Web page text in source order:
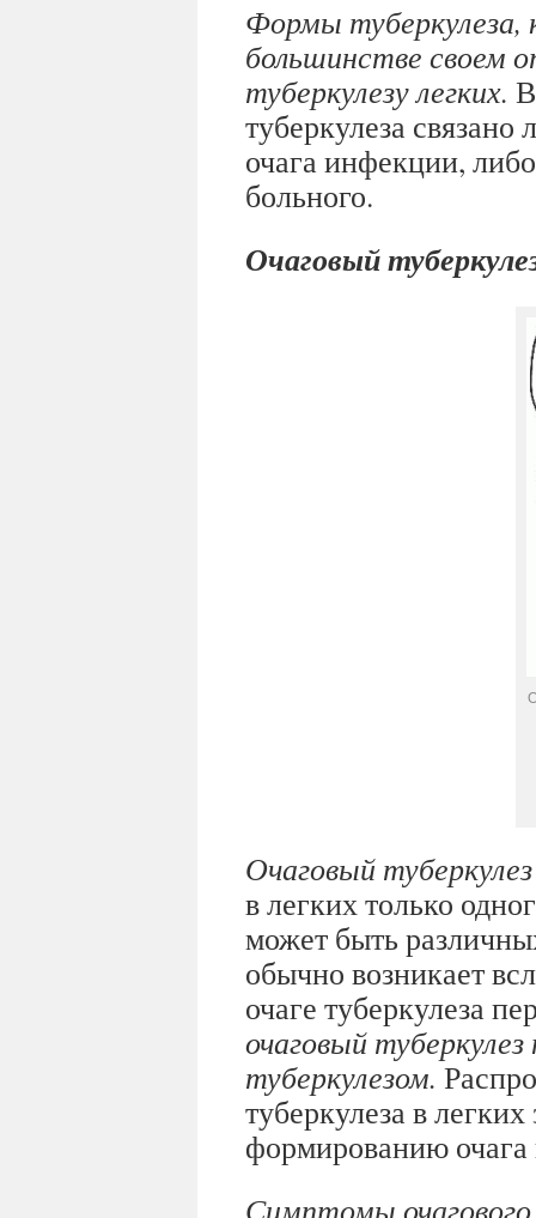
Формы
большинстве своем
туберкулезу легких.
туберкулеза связано
очага инфекции,
больного.
Очаговый
Очаговый
в легких только
может быть
обычно возникает
очаге туберкулеза
очаговый
туберкулезом.
туберкулеза в
формированию
Симптомы очагового